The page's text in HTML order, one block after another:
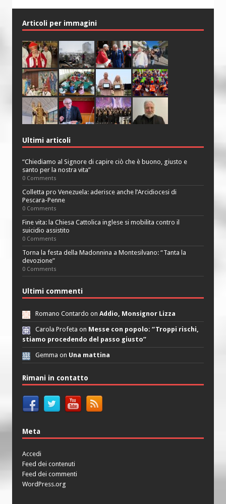
Articoli per immagini
Ultimi articoli
“Chiediamo al Signore di capire ciò che è buono, giusto e
santo per la nostra vita”
0 Comments
Colletta pro Venezuela: aderisce anche l’Arcidiocesi di
Pescara-Penne
0 Comments
Fine vita: la Chiesa Cattolica inglese si mobilita contro il
suicidio assistito
0 Comments
Torna la festa della Madonnina a Montesilvano: “Tanta la
devozione”
0 Comments
Ultimi commenti
Romano Contardo on Addio, Monsignor Lizza
Carola Profeta on Messe con popolo: “Troppi rischi,
stiamo procedendo del passo giusto”
Gemma on Una mattina
Rimani in contatto
Meta
Accedi
Feed dei contenuti
Feed dei commenti
WordPress.org